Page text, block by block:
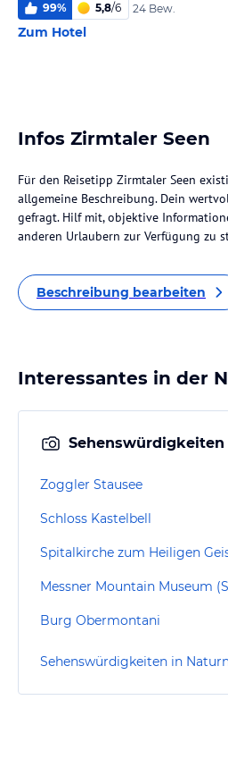
99% 5,8/6 24 Bew.
Zum Hotel
Infos Zirmtaler Seen
Für den Reisetipp Zirmtaler Seen
allgemeine Beschreibung. Dein
gefragt. Hilf mit, objektive
anderen Urlaubern zur Verfügung zu
Beschreibung bearbeiten
Interessantes in der
Sehenswürdigkeiten
Zoggler Stausee
Schloss Kastelbell
Spitalkirche zum Heiligen
Burg Obermontani